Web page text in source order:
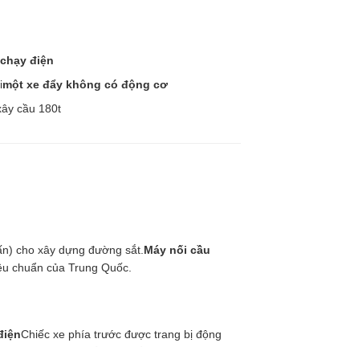
điện
một xe đẩy không có động cơ
cầu 180t
cho xây dựng đường sắt. Máy nối cầu
chuẩn của Trung Quốc.
Chiếc xe phía trước được trang bị động